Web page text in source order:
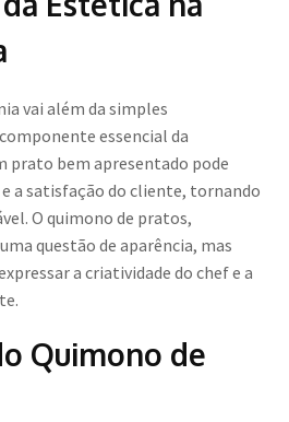
vai além da simples
essencial da
prato bem apresentado pode
a satisfação do cliente, tornando
O quimono de pratos,
questão de aparência, mas
a criatividade do chef e a
Quimono de